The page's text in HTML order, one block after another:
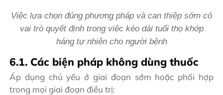
Việc lựa chọn đúng phương pháp và can thiệp sớm có
vai trò quyết định trong việc kéo dài tuổi thọ khớp
háng tự nhiên cho người bệnh
6.1. Các biện pháp không dùng thuốc
Áp dụng chủ yếu ở giai đoạn sớm hoặc phối hợp
trong mọi giai đoạn điều trị: